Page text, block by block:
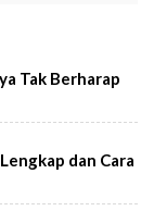
Tak Berharap
dan Cara